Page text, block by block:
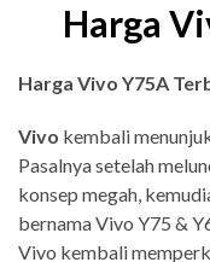
Harga
Harga Vivo Y75A
Vivo kembali
Pasalnya setelah
konsep megah,
bernama Vivo Y75 &
Vivo kembali